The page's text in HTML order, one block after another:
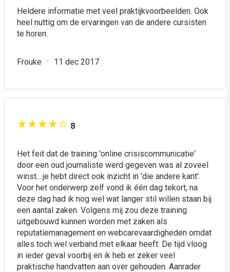
Heldere informatie met veel praktijkvoorbeelden. Ook
heel nuttig om de ervaringen van de andere cursisten
te horen.
Frouke 11 dec 2017
8
Het feit dat de training 'online crisiscommunicatie'
door een oud journaliste werd gegeven was al zoveel
winst....je hebt direct ook inzicht in 'die andere kant'.
Voor het onderwerp zelf vond ik één dag tekort, na
deze dag had ik nog wel wat langer stil willen staan bij
een aantal zaken. Volgens mij zou deze training
uitgebouwd kunnen worden met zaken als
reputatiemanagement en webcarevaardigheden omdat
alles toch wel verband met elkaar heeft. De tijd vloog
in ieder geval voorbij en ik heb er zeker veel
praktische handvatten aan over gehouden. Aanrader